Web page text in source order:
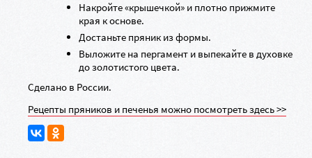
Накройте «крышечкой» и плотно прижмите
края к основе.
Достаньте пряник из формы.
Выложите на пергамент и выпекайте в духовке
до золотистого цвета.
Сделано в России.
Рецепты пряников и печенья можно посмотреть здесь >>